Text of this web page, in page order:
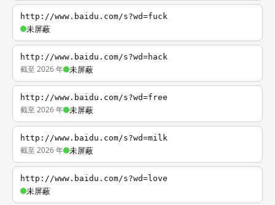
http://www.baidu.com/s?wd=fuck
未屏蔽
http://www.baidu.com/s?wd=hack
截至 2026 年 未屏蔽
http://www.baidu.com/s?wd=free
截至 2026 年 未屏蔽
http://www.baidu.com/s?wd=milk
截至 2026 年 未屏蔽
http://www.baidu.com/s?wd=love
未屏蔽